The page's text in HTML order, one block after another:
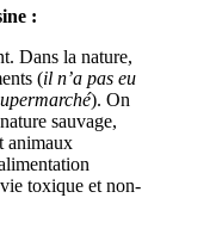
:
Dans la nature,
(il n’a pas eu
). On
sauvage,
animaux
toxique et non-